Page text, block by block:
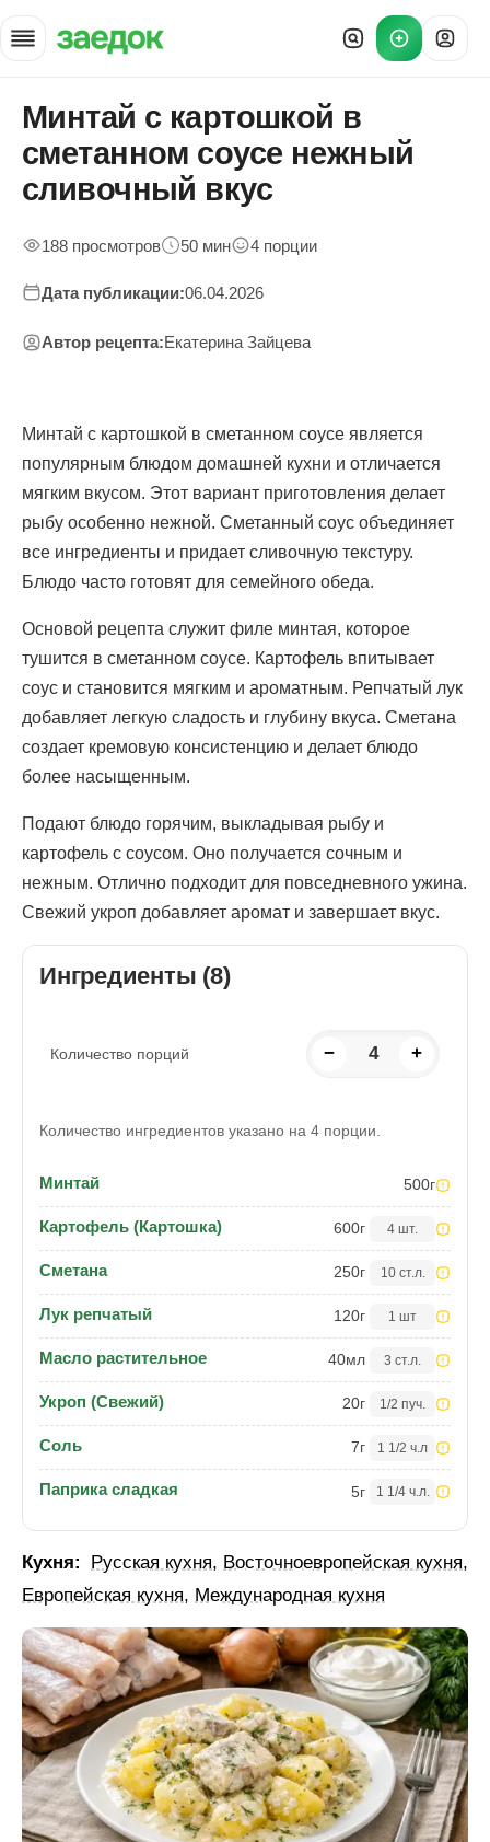
Главная
»
Рецепты
Минтай с картошкой в сметанном соусе нежный сливочный
Минтай с картошкой в
сметанном соусе нежный
сливочный вкус
188 просмотров 50 мин 4 порции
Дата публикации:06.04.2026
Автор рецепта:Екатерина Зайцева
Минтай с картошкой в сметанном соусе является
популярным блюдом домашней кухни и отличается
мягким вкусом. Этот вариант приготовления делает
рыбу особенно нежной. Сметанный соус объединяет
все ингредиенты и придает сливочную текстуру.
Блюдо часто готовят для семейного обеда.
Основой рецепта служит филе минтая, которое
тушится в сметанном соусе. Картофель впитывает
соус и становится мягким и ароматным. Репчатый лук
добавляет легкую сладость и глубину вкуса. Сметана
создает кремовую консистенцию и делает блюдо
более насыщенным.
Подают блюдо горячим, выкладывая рыбу и
картофель с соусом. Оно получается сочным и
нежным. Отлично подходит для повседневного ужина.
Свежий укроп добавляет аромат и завершает вкус.
Ингредиенты (8)
Количество порций − 4 +
Количество ингредиентов указано на 4 порции.
Минтай 500г
Картофель (Картошка) 600г 4 шт.
Сметана 250г 10 ст.л.
Лук репчатый 120г 1 шт
Масло растительное 40мл 3 ст.л.
Укроп (Свежий) 20г 1/2 пуч.
Соль 7г 1 1/2 ч.л
Паприка сладкая 5г 1 1/4 ч.л.
Кухня: Русская кухня, Восточноевропейская кухня,
Европейская кухня, Международная кухня